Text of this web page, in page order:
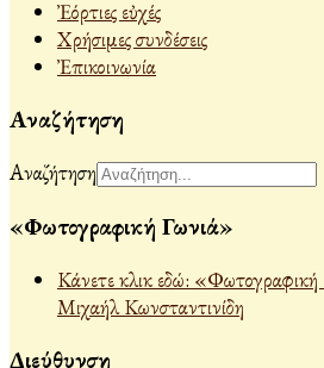
Ἐόρτιες εὐχές
Χρήσιμες συνδέσεις
Ἐπικοινωνία
Αναζήτηση
Αναζήτηση
«Φωτογραφική Γωνιά»
Κάνετε κλικ εδώ:
Μιχαήλ Κωνσταντινίδη
Διεύθυνση